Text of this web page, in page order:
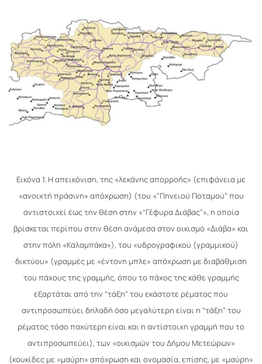
Εικόνα 1. Η απεικόνιση, της «λεκάνης απορροής» (επιφάνεια με
«ανοιχτή πράσινη» απόχρωση) (του «”Πηνειού Ποταμού” που
αντιστοιχεί έως την θέση στην «“Γέφυρα Διάβας”», η οποία
βρίσκεται περίπου στην θέση ανάμεσα στον οικισμό «Διάβα» και
στην πόλη «Καλαμπάκα»), του «υδρογραφικού (γραμμικού)
δικτύου» (γραμμές με «έντονη μπλε» απόχρωση με διαβάθμιση
του πάχους της γραμμής, όπου το πάχος της κάθε γραμμής
εξαρτάται από την “τάξη” του εκάστοτε ρέματος που
αντιπροσωπεύει δηλαδή όσο μεγαλύτερη είναι η “τάξη” του
ρέματος τόσο παχύτερη είναι και η αντίστοιχη γραμμή που το
αντιπροσωπεύει), των «οικισμών του Δήμου Μετεώρων»
(κουκίδες με «μαύρη» απόχρωση και ονομασία, επίσης, με «μαύρη»